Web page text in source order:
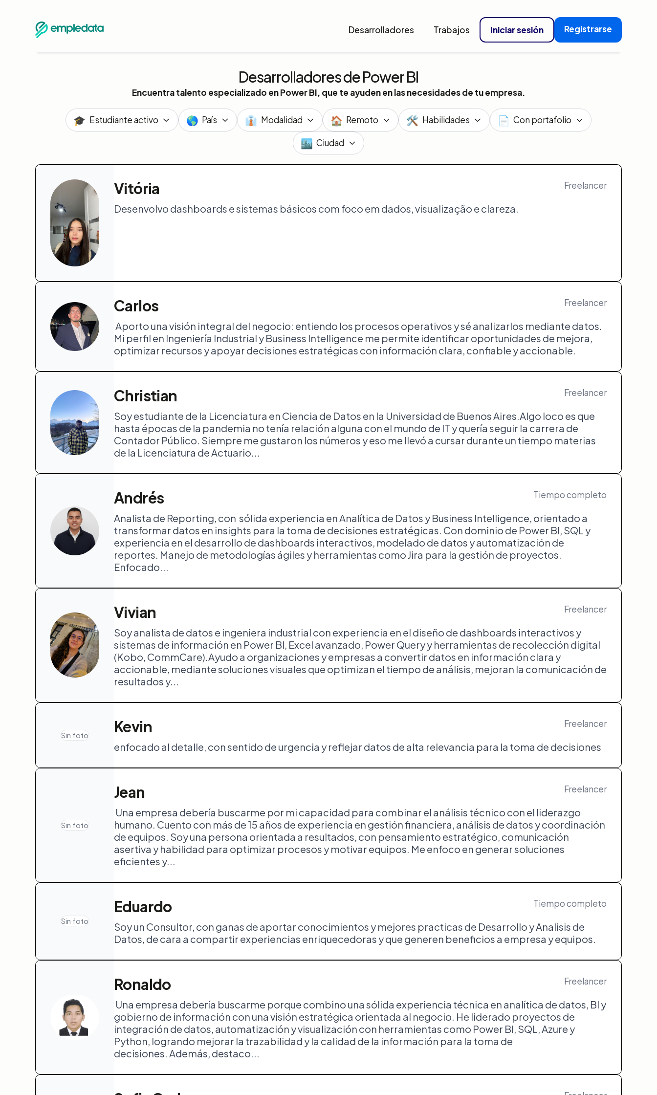
Desarrolladores Trabajos Iniciar sesión Registrarse
Desarrolladores de Power BI
Encuentra talento especializado en Power BI, que te ayuden en las necesidades de tu empresa.
🎓 Estudiante activo 🌎 País 👔 Modalidad 🏠 Remoto 🛠️ Habilidades 📄 Con portafolio
🏙️ Ciudad
Vitória Freelancer
Desenvolvo dashboards e sistemas básicos com foco em dados, visualização e clareza.
Carlos Freelancer
Aporto una visión integral del negocio: entiendo los procesos operativos y sé analizarlos mediante datos.
Mi perfil en Ingeniería Industrial y Business Intelligence me permite identificar oportunidades de mejora,
optimizar recursos y apoyar decisiones estratégicas con información clara, confiable y accionable.
Christian Freelancer
Soy estudiante de la Licenciatura en Ciencia de Datos en la Universidad de Buenos Aires.Algo loco es que
hasta épocas de la pandemia no tenía relación alguna con el mundo de IT y quería seguir la carrera de
Contador Público. Siempre me gustaron los números y eso me llevó a cursar durante un tiempo materias
de la Licenciatura de Actuario...
Andrés Tiempo completo
Analista de Reporting, con sólida experiencia en Analítica de Datos y Business Intelligence, orientado a
transformar datos en insights para la toma de decisiones estratégicas. Con dominio de Power BI, SQL y
experiencia en el desarrollo de dashboards interactivos, modelado de datos y automatización de
reportes. Manejo de metodologías ágiles y herramientas como Jira para la gestión de proyectos.
Enfocado...
Vivian Freelancer
Soy analista de datos e ingeniera industrial con experiencia en el diseño de dashboards interactivos y
sistemas de información en Power BI, Excel avanzado, Power Query y herramientas de recolección digital
(Kobo, CommCare).Ayudo a organizaciones y empresas a convertir datos en información clara y
accionable, mediante soluciones visuales que optimizan el tiempo de análisis, mejoran la comunicación de
resultados y...
Sin foto Kevin Freelancer
enfocado al detalle, con sentido de urgencia y reflejar datos de alta relevancia para la toma de decisiones
Sin foto
Jean Freelancer
Una empresa debería buscarme por mi capacidad para combinar el análisis técnico con el liderazgo
humano. Cuento con más de 15 años de experiencia en gestión financiera, análisis de datos y coordinación
de equipos. Soy una persona orientada a resultados, con pensamiento estratégico, comunicación
asertiva y habilidad para optimizar procesos y motivar equipos. Me enfoco en generar soluciones
eficientes y...
Sin foto
Eduardo Tiempo completo
Soy un Consultor, con ganas de aportar conocimientos y mejores practicas de Desarrollo y Analisis de
Datos, de cara a compartir experiencias enriquecedoras y que generen beneficios a empresa y equipos.
Ronaldo Freelancer
Una empresa debería buscarme porque combino una sólida experiencia técnica en analítica de datos, BI y
gobierno de información con una visión estratégica orientada al negocio. He liderado proyectos de
integración de datos, automatización y visualización con herramientas como Power BI, SQL, Azure y
Python, logrando mejorar la trazabilidad y la calidad de la información para la toma de
decisiones. Además, destaco...